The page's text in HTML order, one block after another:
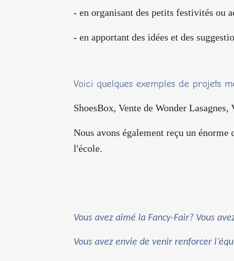
- en organisant des​ petits​ festivités​ ou​
- en apportant​ des​ idées ​et​ des
Voici quelques exemples de projets
ShoesBox, Vente de Wonder
Nous avons également reçu un
l'école.
Vous avez aimé la Fancy-Fair? Vous
Vous avez envie de venir renforcer